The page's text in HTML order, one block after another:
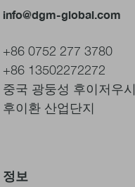
info@dgm-global.com
+86 0752 277 3780
+86 13502272272
중국 광둥성 후이저우시
후이환 산업단지
정보